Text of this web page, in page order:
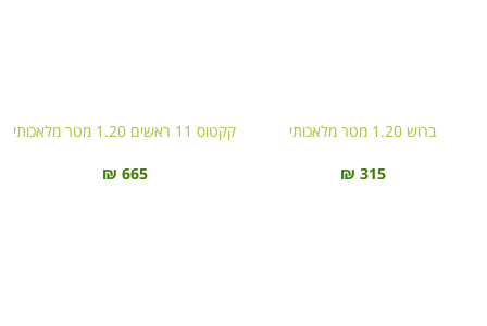
ברוש 1.20 מטר מלאכותי
₪ 315
קקטוס 11 ראשים 1.20 מטר מלאכותי
₪ 665